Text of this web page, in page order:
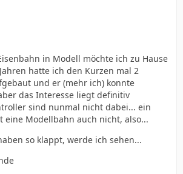
in Modell möchte ich zu Hause
hatte ich den Kurzen mal 2
und er (mehr ich) konnte
das Interesse liegt definitiv
sind nunmal nicht dabei... ein
eine Modellbahn auch nicht, also...
so klappt, werde ich sehen...